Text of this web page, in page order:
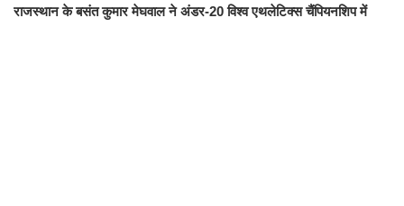
राजस्थान के बसंत कुमार मेघवाल ने अंडर-20 विश्व एथलेटिक्स चैंपियनशिप में